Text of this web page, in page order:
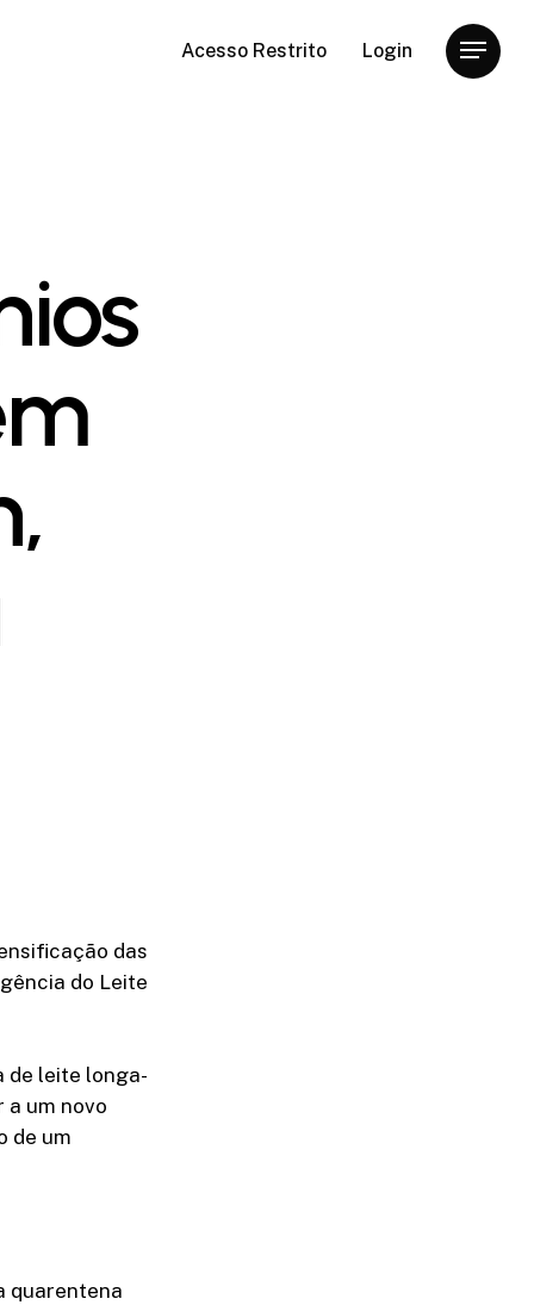
Acesso Restrito Login Menu
das
do Leite
de leite longa-
a um novo
de um
quarentena